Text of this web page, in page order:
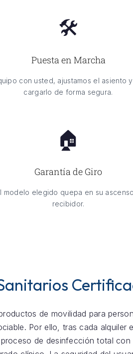
🛠️
Puesta en Marcha
con usted, ajustamos el asiento
cargarlo de forma segura.
🏠
Garantía de Giro
modelo elegido quepa en su
recibidor.
de movilidad para
Por ello, tras cada alquiler
de desinfección total